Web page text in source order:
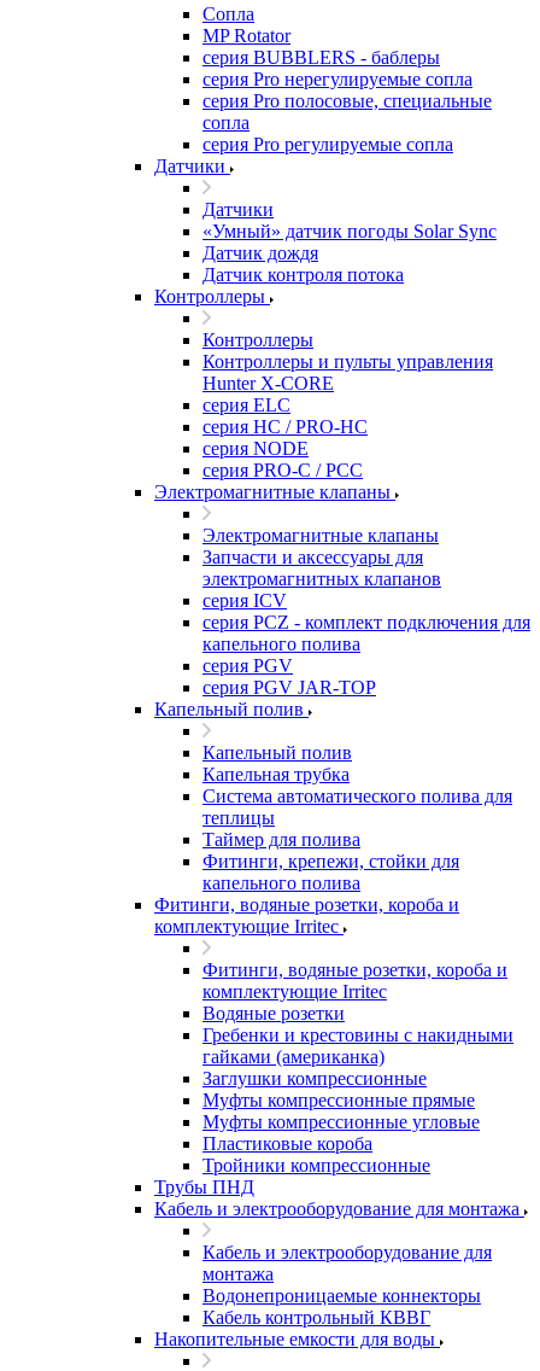
Сопла
MP Rotator
серия BUBBLERS - баблеры
серия Pro нерегулируемые сопла
серия Pro полосовые, специальные
сопла
серия Pro регулируемые сопла
Датчики
Датчики
«Умный» датчик погоды Solar Sync
Датчик дождя
Датчик контроля потока
Контроллеры
Контроллеры
Контроллеры и пульты управления
Hunter X-CORE
серия ELC
серия HC / PRO-HC
серия NODE
серия PRO-C / PCC
Электромагнитные клапаны
Электромагнитные клапаны
Запчасти и аксессуары для
электромагнитных клапанов
серия ICV
серия PCZ - комплект подключения для
капельного полива
серия PGV
серия PGV JAR-TOP
Капельный полив
Капельный полив
Капельная трубка
Система автоматического полива для
теплицы
Таймер для полива
Фитинги, крепежи, стойки для
капельного полива
Фитинги, водяные розетки, короба и
комплектующие Irritec
Фитинги, водяные розетки, короба и
комплектующие Irritec
Водяные розетки
Гребенки и крестовины с накидными
гайками (американка)
Заглушки компрессионные
Муфты компрессионные прямые
Муфты компрессионные угловые
Пластиковые короба
Тройники компрессионные
Трубы ПНД
Кабель и электрооборудование для монтажа
Кабель и электрооборудование для
монтажа
Водонепроницаемые коннекторы
Кабель контрольный КВВГ
Накопительные емкости для воды